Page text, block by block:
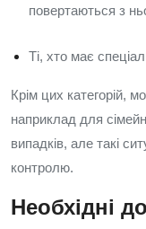
повертаються з
Ті, хто має
Крім цих категорій,
наприклад для
випадків, але такі
контролю.
Необхідні